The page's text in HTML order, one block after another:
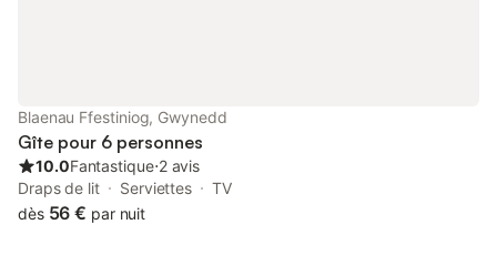
Blaenau Ffestiniog, Gwynedd
Gîte pour 6 personnes
10.0Fantastique⋅2 avis
Draps de lit
Serviettes
TV
dès 56 € par nuit